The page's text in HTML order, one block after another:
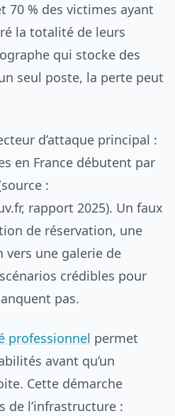
70 % des victimes ayant
la totalité de leurs
qui stocke des
seul poste, la perte peut
d’attaque principal :
en France débutent par
:
rapport 2025). Un faux
de réservation, une
vers une galerie de
crédibles pour
pas.
professionnel permet
avant qu’un
Cette démarche
de l’infrastructure :